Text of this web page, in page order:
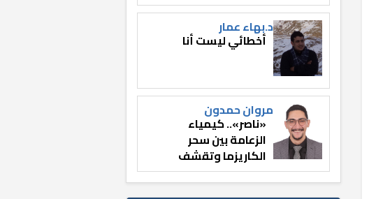
د.بهاء عمار
أخطائي ليست أنا
مروان حمدون
«ناصر».. كيمياء
الزعامة بين سحر
الكاريزما وتقشف
الثائر